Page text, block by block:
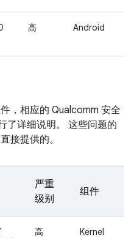
高 Android
，相应的 Qualcomm 安全
了详细说明。 这些问题的
接提供的。
严重
级别
组件
高 Kernel